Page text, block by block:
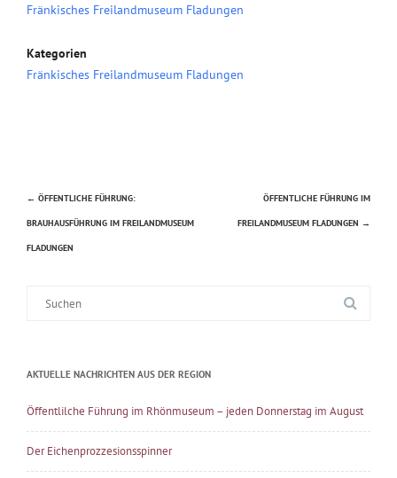
Fränkisches Freilandmuseum Fladungen
Kategorien
Fränkisches Freilandmuseum Fladungen
Beitragsnavigation
← ÖFFENTLICHE FÜHRUNG:
BRAUHAUSFÜHRUNG IM FREILANDMUSEUM
FLADUNGEN
ÖFFENTLICHE FÜHRUNG IM
FREILANDMUSEUM FLADUNGEN →
AKTUELLE NACHRICHTEN AUS DER REGION
Öffentlilche Führung im Rhönmuseum – jeden Donnerstag im August
Der Eichenprozzesionsspinner